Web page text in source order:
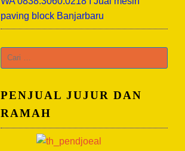
paving block Banjarbaru
Cari
untuk:
PENJUAL JUJUR DAN
RAMAH